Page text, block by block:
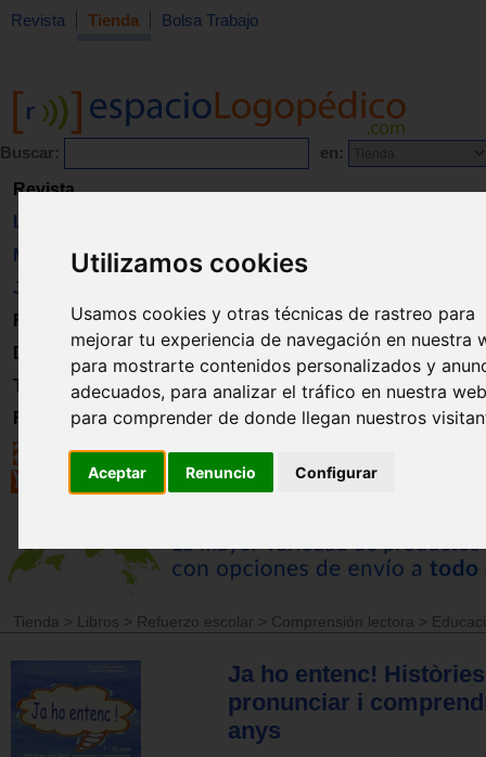
Utilizamos cookies
Usamos cookies y otras técnicas de rastreo para
mejorar tu experiencia de navegación en nuestra
para mostrarte contenidos personalizados y
adecuados, para analizar el tráfico en nuestra
para comprender de donde llegan nuestros
Aceptar Renuncio Configurar
Revista Tienda Bolsa Trabajo
Buscar: en:
Revista
Libros
Material
Juguetes
Formación
Directorio
Trabajo
Registro
Tienda > Libros > Refuerzo escolar > Comprensión lectora >
Ja ho entenc!
pronunciar i
anys